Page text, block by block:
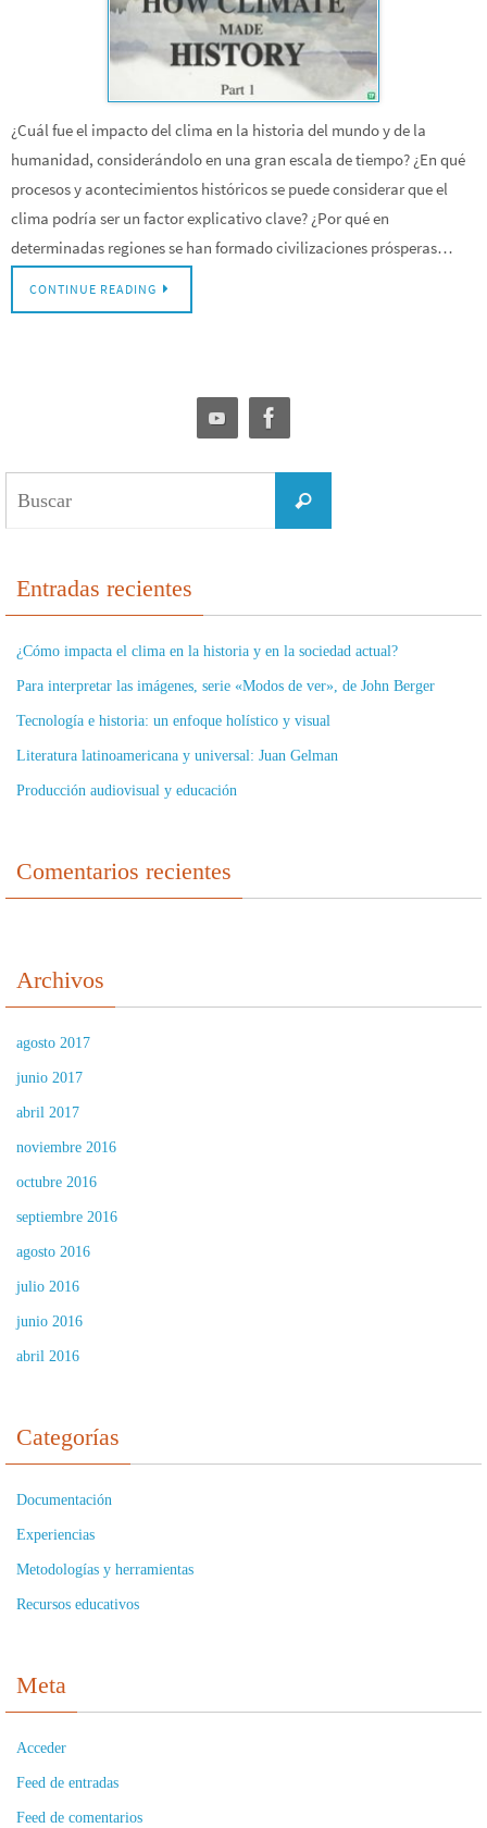
¿Cuál fue el impacto del clima en la historia del mundo y de la
humanidad, considerándolo en una gran escala de tiempo? ¿En qué
procesos y acontecimientos históricos se puede considerar que el
clima podría ser un factor explicativo clave? ¿Por qué en
determinadas regiones se han formado civilizaciones prósperas…
CONTINUE READING
Buscar
Entradas recientes
¿Cómo impacta el clima en la historia y en la sociedad actual?
Para interpretar las imágenes, serie «Modos de ver», de John Berger
Tecnología e historia: un enfoque holístico y visual
Literatura latinoamericana y universal: Juan Gelman
Producción audiovisual y educación
Comentarios recientes
Archivos
agosto 2017
junio 2017
abril 2017
noviembre 2016
octubre 2016
septiembre 2016
agosto 2016
julio 2016
junio 2016
abril 2016
Categorías
Documentación
Experiencias
Metodologías y herramientas
Recursos educativos
Meta
Acceder
Feed de entradas
Feed de comentarios